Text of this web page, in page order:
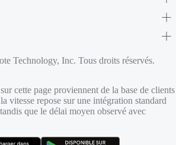
Technology, Inc. Tous droits réservés.
cette page proviennent de la base de clients
vitesse repose sur une intégration standard
que le délai moyen observé avec